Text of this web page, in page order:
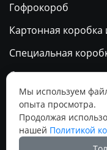
Гофрокороб
Картонная коробка
Специальная
бумажный пакет
Календарь
Социальные
Мы используем
опыта просмотра.
Продолжая
нашей Политикой